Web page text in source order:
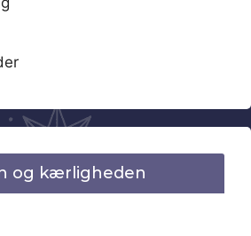
og kærligheden